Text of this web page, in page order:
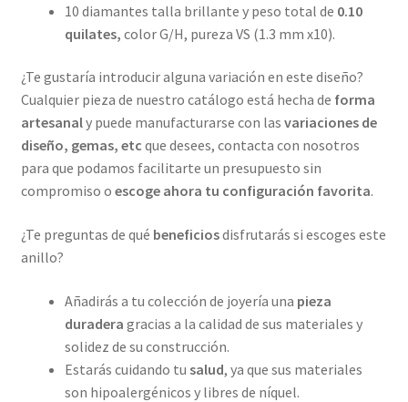
10 diamantes talla brillante y peso total de 0.10
quilates, color G/H, pureza VS (1.3 mm x10).
¿Te gustaría introducir alguna variación en este diseño?
Cualquier pieza de nuestro catálogo está hecha de forma
artesanaly puede manufacturarse con las variaciones de
diseño, gemas, etc que desees, contacta con nosotros
para que podamos facilitarte un presupuesto sin
compromiso o escoge ahora tu configuración favorita.
¿Te preguntas de qué beneficiosdisfrutarás si escoges este
anillo?
Añadirás a tu colección de joyería una pieza
duradera gracias a la calidad de sus materiales y
solidez de su construcción.
Estarás cuidando tu salud, ya que sus materiales
son hipoalergénicos y libres de níquel.